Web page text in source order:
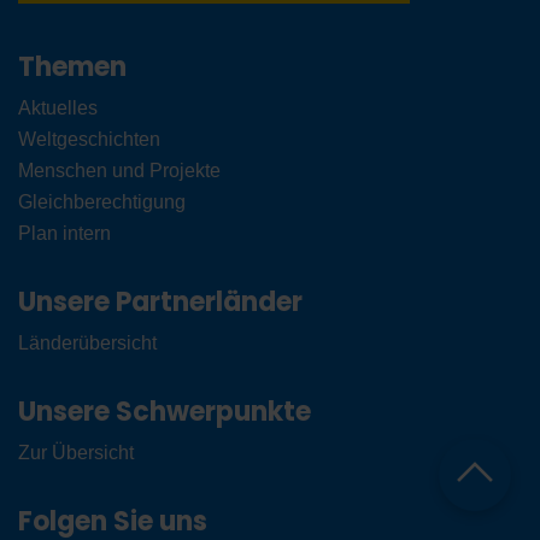
Themen
Aktuelles
Weltgeschichten
Menschen und Projekte
Gleichberechtigung
Plan intern
Unsere Partnerländer
Länderübersicht
Unsere Schwerpunkte
Zur Übersicht
Folgen Sie uns